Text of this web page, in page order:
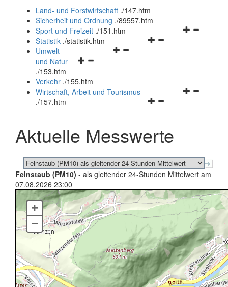
und
schließen
Land- und Forstwirtschaft ./147.htm
Sicherheit und Ordnung ./89557.htm
Navigationsmenü
Sport und Freizeit ./151.htm
Navigationsmenü
Statistik ./statistik.htm
Navigationsmenü
und
schließen
Umwelt
und Natur
./153.htm
Verkehr ./155.htm
Navigationsmenü
schließen
Wirtschaft, Arbeit und Tourismus
./157.htm
Aktuelle Messwerte
Feinstaub (PM10) - als gleitender 24-Stunden Mittelwert am
07.08.2026 23:00
+
–